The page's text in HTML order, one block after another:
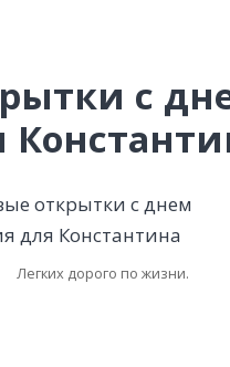
с
Легких дорого по жизни.